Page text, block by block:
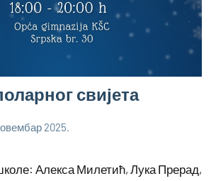
свијета
2025.
Алекса Милетић, Лука Прерад,